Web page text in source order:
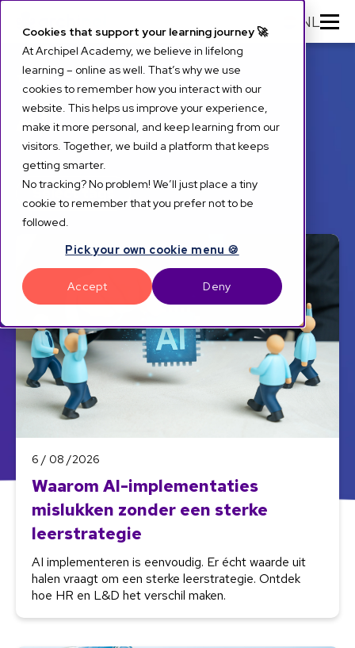
Cookies that support your learning journey 🚀
At Archipel Academy, we believe in lifelong
learning – online as well. That’s why we use
cookies to remember how you interact with our
website. This helps us improve your experience,
make it more personal, and keep learning from our
visitors. Together, we build a platform that keeps
getting smarter.
No tracking? No problem! We’ll just place a tiny
cookie to remember that you prefer not to be
followed.
Pick your own cookie menu 🍪
Accept Deny
NL
TOPIC
AI
Select tags
6 / 08 /2026
Waarom AI-implementaties
mislukken zonder een sterke
leerstrategie
AI implementeren is eenvoudig. Er écht waarde uit
halen vraagt om een sterke leerstrategie. Ontdek
hoe HR en L&D het verschil maken.